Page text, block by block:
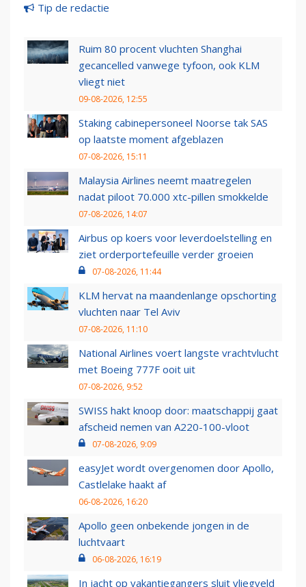
Tip de redactie
Ruim 80 procent vluchten Shanghai
gecancelled vanwege tyfoon, ook KLM
vliegt niet
09-08-2026, 12:55
Staking cabinepersoneel Noorse tak SAS
op laatste moment afgeblazen
07-08-2026, 15:11
Malaysia Airlines neemt maatregelen
nadat piloot 70.000 xtc-pillen smokkelde
07-08-2026, 14:07
Airbus op koers voor leverdoelstelling en
ziet orderportefeuille verder groeien
07-08-2026, 11:44
KLM hervat na maandenlange opschorting
vluchten naar Tel Aviv
07-08-2026, 11:10
National Airlines voert langste vrachtvlucht
met Boeing 777F ooit uit
07-08-2026, 9:52
SWISS hakt knoop door: maatschappij gaat
afscheid nemen van A220-100-vloot
07-08-2026, 9:09
easyJet wordt overgenomen door Apollo,
Castlelake haakt af
06-08-2026, 16:20
Apollo geen onbekende jongen in de
luchtvaart
06-08-2026, 16:19
In jacht op vakantiegangers sluit vliegveld